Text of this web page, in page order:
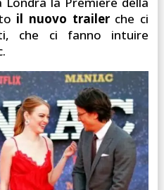
il nuovo trailerche ci
che ci fanno intuire